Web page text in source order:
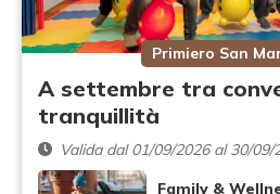
Primiero San
A settembre tra
tranquillità
Valida dal 01/09/2026 al 30/09/
Family &